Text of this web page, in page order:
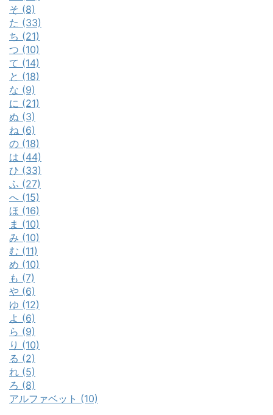
そ (8)
た (33)
ち (21)
つ (10)
て (14)
と (18)
な (9)
に (21)
ぬ (3)
ね (6)
の (18)
は (44)
ひ (33)
ふ (27)
へ (15)
ほ (16)
ま (10)
み (10)
む (11)
め (10)
も (7)
や (6)
ゆ (12)
よ (6)
ら (9)
り (10)
る (2)
れ (5)
ろ (8)
アルファベット (10)